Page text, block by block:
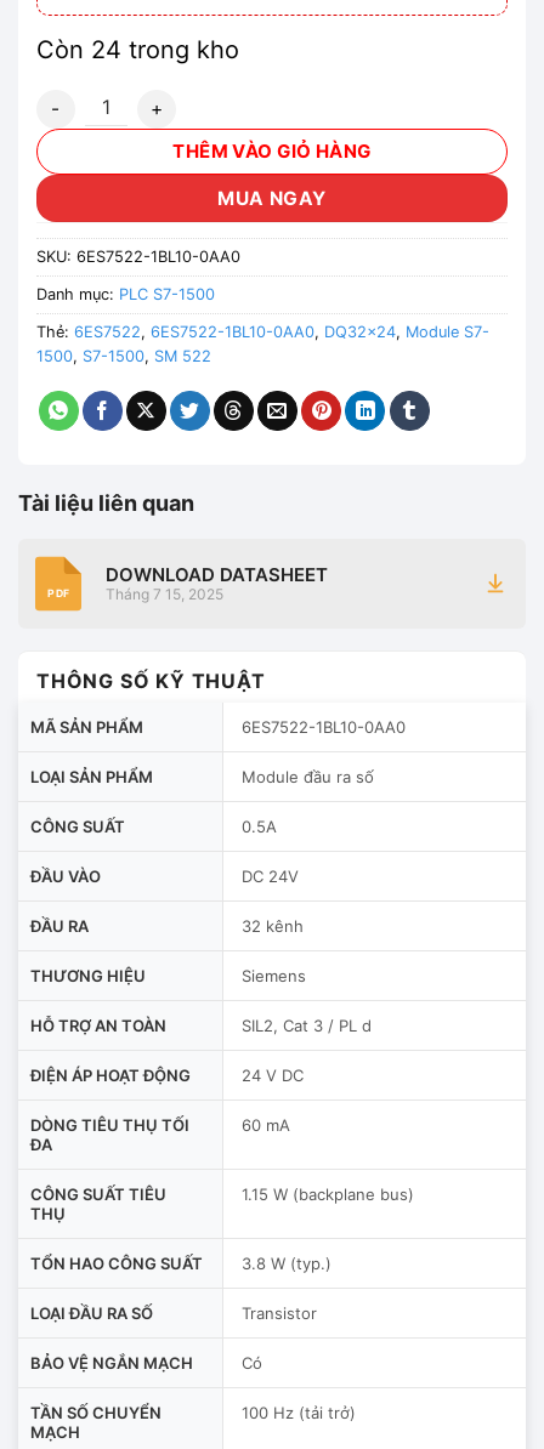
Còn 24 trong kho
Module S7-1500 SM 522 32DO- 6ES7522-1BL10-0AA0 số
THÊM VÀO GIỎ HÀNG
MUA NGAY
SKU: 6ES7522-1BL10-0AA0
Danh mục: PLC S7-1500
Thẻ: 6ES7522, 6ES7522-1BL10-0AA0, DQ32x24, Module S7-
1500, S7-1500, SM 522
Tài liệu liên quan
PDF
DOWNLOAD DATASHEET
Tháng 7 15, 2025
THÔNG SỐ KỸ THUẬT
MÃ SẢN PHẨM 6ES7522-1BL10-0AA0
LOẠI SẢN PHẨM Module đầu ra số
CÔNG SUẤT 0.5A
ĐẦU VÀO DC 24V
ĐẦU RA 32 kênh
THƯƠNG HIỆU Siemens
HỖ TRỢ AN TOÀN SIL2, Cat 3 / PL d
ĐIỆN ÁP HOẠT ĐỘNG 24 V DC
DÒNG TIÊU THỤ TỐI
ĐA
60 mA
CÔNG SUẤT TIÊU
THỤ
1.15 W (backplane bus)
TỔN HAO CÔNG SUẤT 3.8 W (typ.)
LOẠI ĐẦU RA SỐ Transistor
BẢO VỆ NGẮN MẠCH Có
TẦN SỐ CHUYỂN
MẠCH
100 Hz (tải trở)